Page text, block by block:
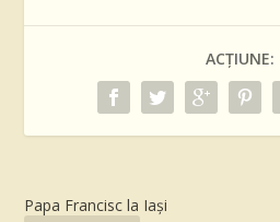
ACȚIUNE:
Papa Francisc la Iași